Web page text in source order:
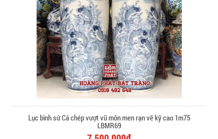
Lục bình sứ Cá chép vượt vũ môn men rạn vẽ kỹ cao 1m75
LBMR69